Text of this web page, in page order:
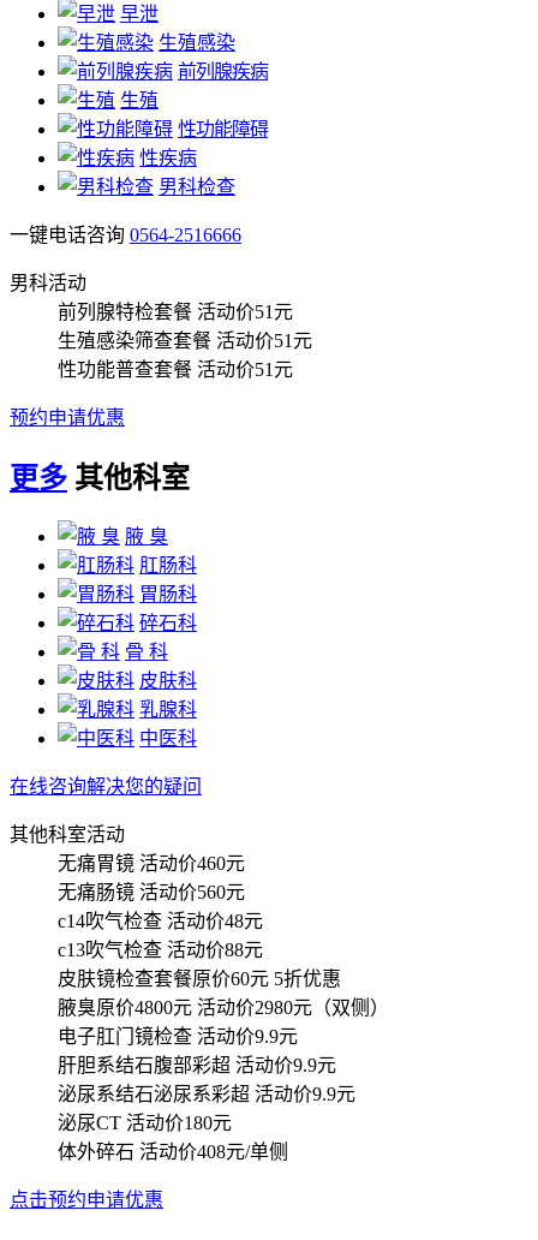
早泄
生殖感染
前列腺疾病
生殖
性功能障碍
性疾病
男科检查
一键电话咨询 0564-2516666
男科活动
前列腺特检套餐 活动价51元
生殖感染筛查套餐 活动价51元
性功能普查套餐 活动价51元
预约申请优惠
更多 其他科室
腋 臭
肛肠科
胃肠科
碎石科
骨 科
皮肤科
乳腺科
中医科
在线咨询解决您的疑问
其他科室活动
无痛胃镜 活动价460元
无痛肠镜 活动价560元
c14吹气检查 活动价48元
c13吹气检查 活动价88元
皮肤镜检查套餐原价60元 5折优惠
腋臭原价4800元 活动价2980元（双侧）
电子肛门镜检查 活动价9.9元
肝胆系结石腹部彩超 活动价9.9元
泌尿系结石泌尿系彩超 活动价9.9元
泌尿CT 活动价180元
体外碎石 活动价408元/单侧
点击预约申请优惠